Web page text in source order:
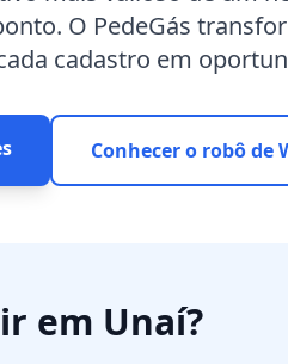
O PedeGás
cadastro em
Conhecer o robô de
em Unaí?